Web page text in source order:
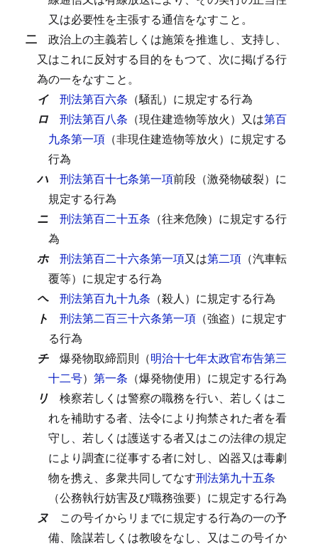
又は必要性を主張する通信をなすこと。
二 政治上の主義若しくは施策を推進し、支持し、
又はこれに反対する目的をもつて、次に掲げる行
為の一をなすこと。
イ 刑法第百六条 （騒乱）に規定する行為
ロ 刑法第百八条 （現住建造物等放火）又は第百
九条第一項 （非現住建造物等放火）に規定する
行為
ハ 刑法第百十七条第一項前段（激発物破裂）に
規定する行為
ニ 刑法第百二十五条 （往来危険）に規定する行
為
ホ 刑法第百二十六条第一項又は第二項 （汽車転
覆等）に規定する行為
ヘ 刑法第百九十九条 （殺人）に規定する行為
ト 刑法第二百三十六条第一項 （強盗）に規定す
る行為
チ 爆発物取締罰則（明治十七年太政官布告第三
十二号） 第一条 （爆発物使用）に規定する行為
リ 検察若しくは警察の職務を行い、若しくはこ
れを補助する者、法令により拘禁された者を看
守し、若しくは護送する者又はこの法律の規定
により調査に従事する者に対し、凶器又は毒劇
物を携え、多衆共同してなす刑法第九十五条
（公務執行妨害及び職務強要）に規定する行為
ヌ この号イからリまでに規定する行為の一の予
備、陰謀若しくは教唆をなし、又はこの号イか